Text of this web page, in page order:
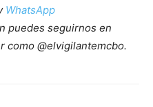
WhatsApp
puedes seguirnos en
como @elvigilantemcbo.